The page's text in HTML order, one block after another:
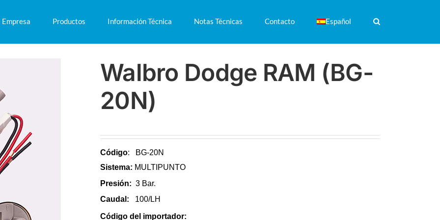
Empresa Productos Información Técnica Notas Técnicas Contacto Español
Walbro Dodge RAM (BG-
20N)
Código: BG-20N
Sistema: MULTIPUNTO
Presión: 3 Bar.
Caudal: 100/LH
Código del importador: